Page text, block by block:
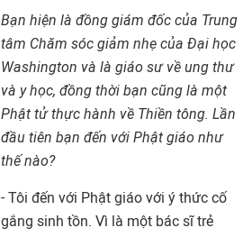
Bạn hiện là đồng giám đốc của Trung
tâm Chăm sóc giảm nhẹ của Đại học
Washington và là giáo sư về ung thư
và y học, đồng thời bạn cũng là một
Phật tử thực hành về Thiền tông. Lần
đầu tiên bạn đến với Phật giáo như
thế nào?
- Tôi đến với Phật giáo với ý thức cố
gắng sinh tồn. Vì là một bác sĩ trẻ